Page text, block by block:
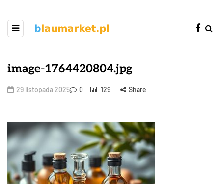
image-1764420804.jpg
29 listopada 2025 0 129 Share